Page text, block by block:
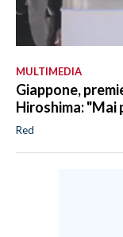
MULTIMEDIA
Giappone,
Hiroshima: "Mai
Red